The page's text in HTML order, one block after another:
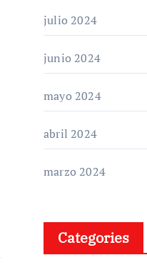
julio 2024
junio 2024
mayo 2024
abril 2024
marzo 2024
Categories